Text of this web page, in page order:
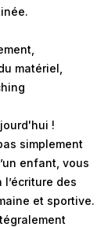
matériel,
!
simplement
enfant, vous
des
et sportive.